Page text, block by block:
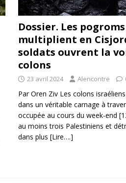
Dossier. Les pogroms
multiplient en
soldats ouvrent la
colons
23 avril 2024 Alencontre
Par Oren Ziv Les colons
dans un véritable carnage à
occupée au cours du week-end
au moins trois Palestiniens et
dans plus [Lire….]